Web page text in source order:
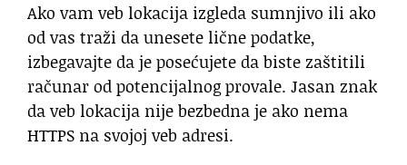
Ako vam veb lokacija izgleda sumnjivo ili ako
od vas traži da unesete lične podatke,
izbegavajte da je posećujete da biste zaštitili
računar od potencijalnog provale. Jasan znak
da veb lokacija nije bezbedna je ako nema
HTTPS na svojoj veb adresi.